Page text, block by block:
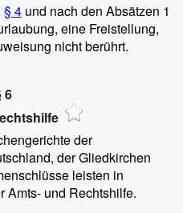
§ 4 und nach den Absätzen 1
eine Freistellung,
nicht berührt.
6
der
der Gliedkirchen
leisten in
Amts- und Rechtshilfe.